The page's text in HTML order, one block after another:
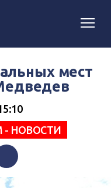
мест
- НОВОСТИ